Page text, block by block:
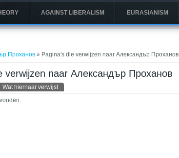
AGAINST LIBERALISM EURASIANISM
Проханов» Pagina's die verwijzen naar Александър Проханов
verwijzen naar Александър Проханов
Wat hiernaar verwijst(actieve tabblad)